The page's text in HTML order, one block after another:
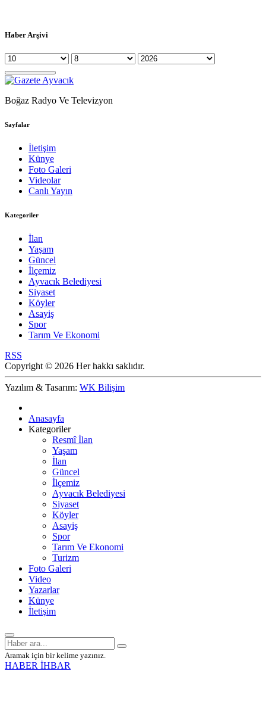
Haber Arşivi
Boğaz Radyo Ve Televizyon
Sayfalar
İletişim
Künye
Foto Galeri
Videolar
Canlı Yayın
Kategoriler
İlan
Yaşam
Güncel
İlçemiz
Ayvacık Belediyesi
Siyaset
Köyler
Asayiş
Spor
Tarım Ve Ekonomi
RSS
Copyright © 2026 Her hakkı saklıdır.
Yazılım & Tasarım: WK Bilişim
Anasayfa
Kategoriler
Resmî İlan
Yaşam
İlan
Güncel
İlçemiz
Ayvacık Belediyesi
Siyaset
Köyler
Asayiş
Spor
Tarım Ve Ekonomi
Turizm
Foto Galeri
Video
Yazarlar
Künye
İletişim
Aramak için bir kelime yazınız.
HABER İHBAR